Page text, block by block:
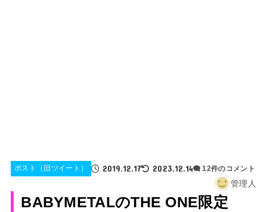
ポスト（旧ツイート） 2019.12.17 2023.12.14 12件のコメント
管理人
BABYMETALのTHE ONE限定